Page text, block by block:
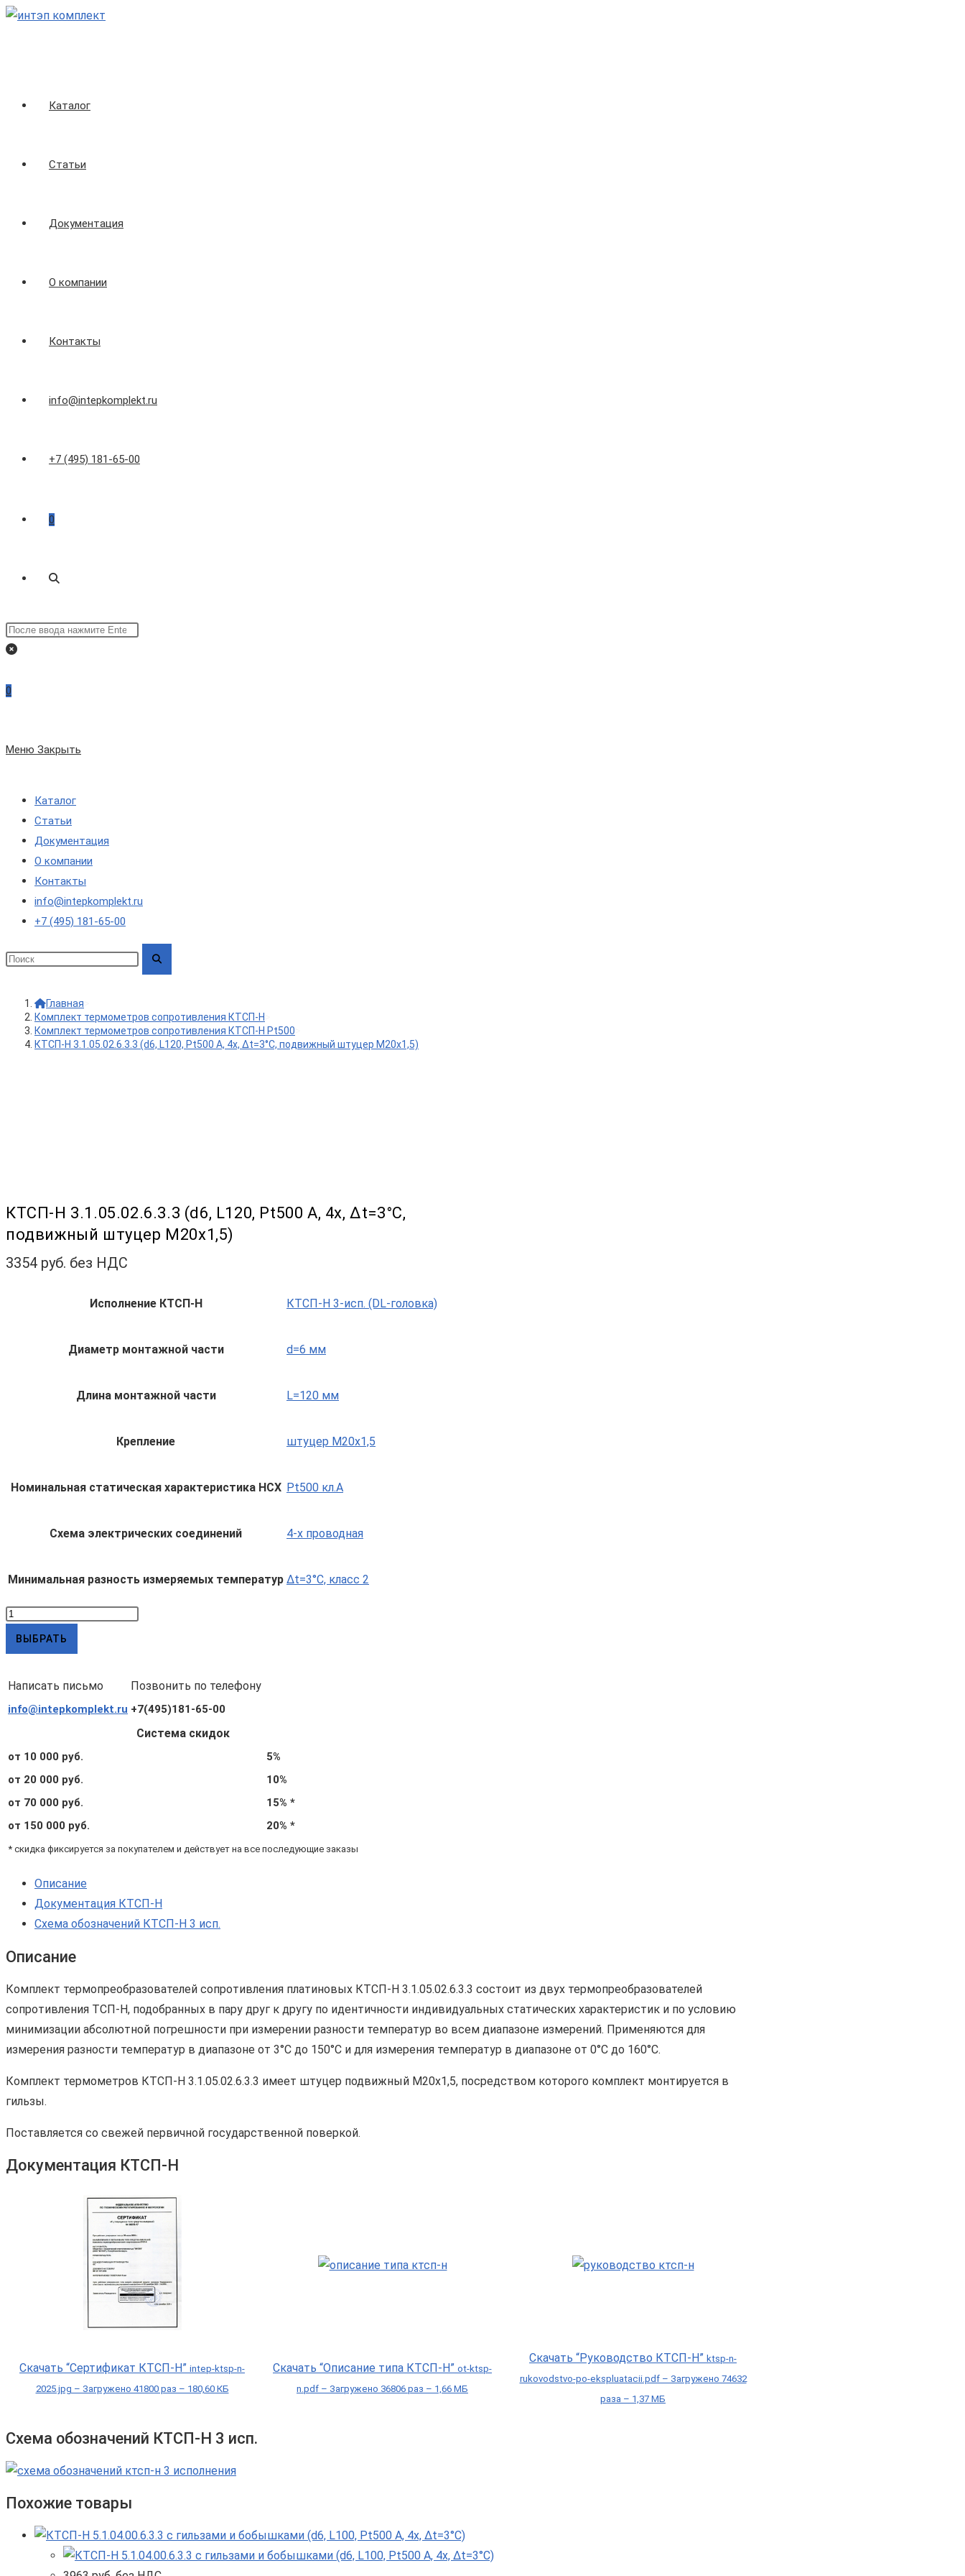
Перейти
Каталог
Статьи
Документация
О компании
Контакты
info@intepkomplekt.ru
+7 (495) 181-65-00
0
Переключить
поиск
веб-
Поиск
на
0
Меню Закрыть
Каталог
Статьи
Документация
О компании
Контакты
info@intepkomplekt.ru
+7 (495) 181-65-00
Главная
Комплект термометров сопротивления КТСП-Н
Комплект термометров сопротивления КТСП-Н Pt500
КТСП-Н 3.1.05.02.6.3.3 (d6, L120, Pt500 A, 4х, Δt=3°C, подвижный штуцер М20х1,5)
КТСП-Н 3.1.05.02.6.3.3 (d6, L120, Pt500 A, 4х, Δt=3°C,
подвижный штуцер М20х1,5)
3354 руб. без НДС
Исполнение КТСП-Н КТСП-Н 3-исп. (DL-головка)
Диаметр монтажной части d=6 мм
Длина монтажной части L=120 мм
Крепление штуцер М20х1,5
Номинальная статическая характеристика НСХ Pt500 кл.A
Схема электрических соединений 4-х проводная
Минимальная разность измеряемых температур Δt=3°C, класс 2
Количество
товара
КТСП-
3.1.05.02.6.3.3
(d6,
Pt500
подвижный
штуцер
ВЫБРАТЬ
Написать письмо Позвонить по телефону
info@intepkomplekt.ru +7(495)181-65-00
Система скидок
от 10 000 руб.
5%
от 20 000 руб.
10%
от 70 000 руб.
15% *
от 150 000 руб.
20% *
* скидка фиксируется за покупателем и действует на все последующие заказы
Описание
Документация КТСП-Н
Схема обозначений КТСП-Н 3 исп.
Описание
Комплект термопреобразователей сопротивления платиновых КТСП-Н 3.1.05.02.6.3.3 состоит из двух термопреобразователей
сопротивления ТСП-Н, подобранных в пару друг к другу по идентичности индивидуальных статических характеристик и по условию
минимизации абсолютной погрешности при измерении разности температур во всем диапазоне измерений. Применяются для
измерения разности температур в диапазоне от 3°С до 150°С и для измерения температур в диапазоне от 0°С до 160°С.
Комплект термометров КТСП-Н 3.1.05.02.6.3.3 имеет штуцер подвижный М20х1,5, посредством которого комплект монтируется в
гильзы.
Поставляется со свежей первичной государственной поверкой.
Документация КТСП-Н
Скачать “Сертификат КТСП-Н” intep-ktsp-n-
2025.jpg – Загружено 41800 раз – 180,60 КБ
Скачать “Описание типа КТСП-Н” ot-ktsp-
n.pdf – Загружено 36806 раз – 1,66 МБ
Скачать “Руководство КТСП-Н” ktsp-n-
rukovodstvo-po-ekspluatacii.pdf – Загружено 74632
раза – 1,37 МБ
Схема обозначений КТСП-Н 3 исп.
Похожие товары